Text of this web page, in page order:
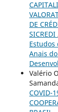
DE
SICREDI
Estudos
Anais
Valério
COVID-